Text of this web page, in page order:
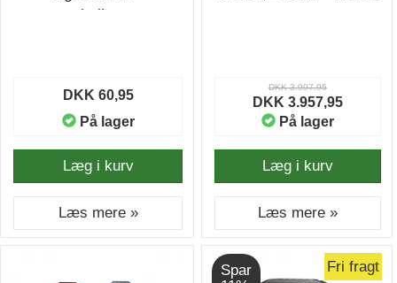
Cykellygte
DKK 60,95
På lager
Læg i kurv
Læs mere »
DKK 3.997,95
DKK 3.957,95
På lager
Læg i kurv
Læs mere »
Spar
Fri fragt